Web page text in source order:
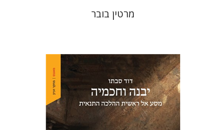
מרטין בובר
דוד סבתו